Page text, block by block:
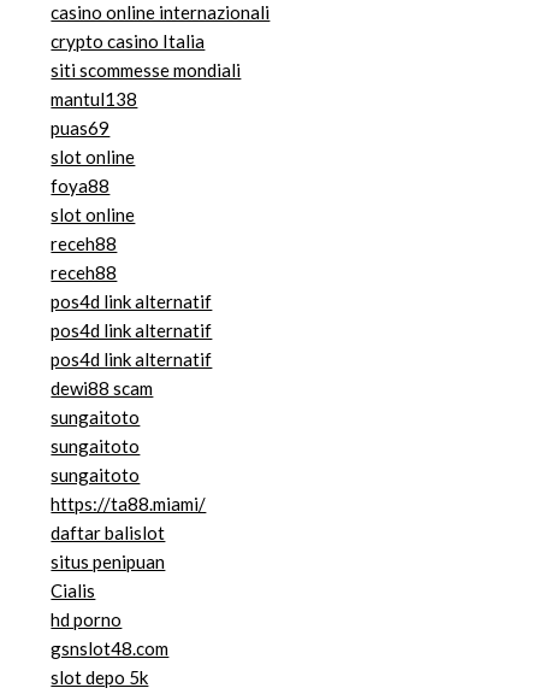
casino online internazionali
crypto casino Italia
siti scommesse mondiali
mantul138
puas69
slot online
foya88
slot online
receh88
receh88
pos4d link alternatif
pos4d link alternatif
pos4d link alternatif
dewi88 scam
sungaitoto
sungaitoto
sungaitoto
https://ta88.miami/
daftar balislot
situs penipuan
Cialis
hd porno
gsnslot48.com
slot depo 5k